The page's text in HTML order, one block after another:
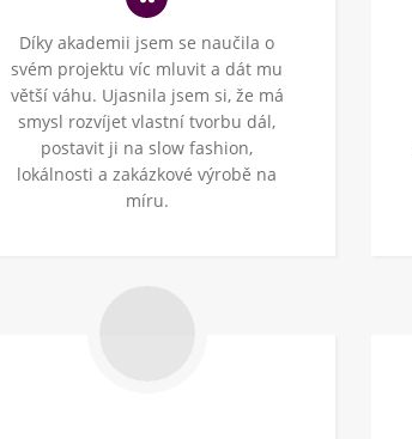
Díky akademii jsem se naučila o
svém projektu víc mluvit a dát mu
větší váhu. Ujasnila jsem si, že má
smysl rozvíjet vlastní tvorbu dál,
postavit ji na slow fashion,
lokálnosti a zakázkové výrobě na
míru.